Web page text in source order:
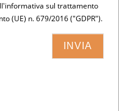
informativa sul trattamento
(UE) n. 679/2016 ("GDPR").